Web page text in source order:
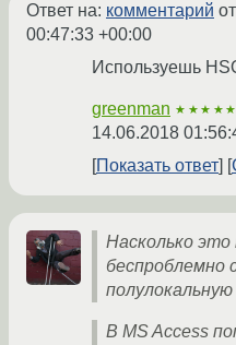
Ответ на: комментарий
00:47:33 +00:00
Используешь
greenman ★★★★★
14.06.2018
Показать ответ
Насколько это
беспроблемно
В MS Access